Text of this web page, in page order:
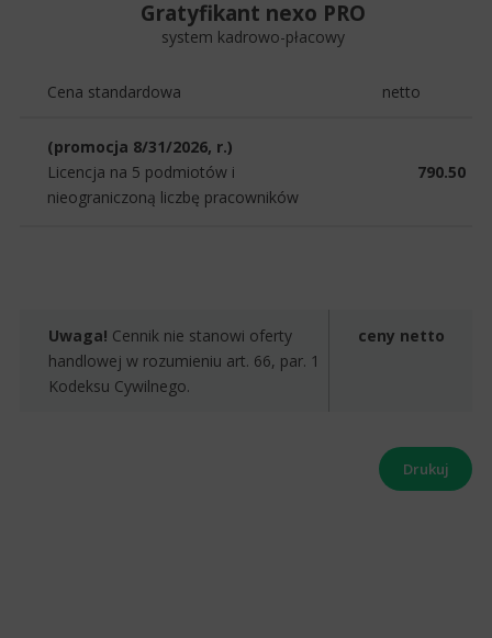
Gratyfikant nexo PRO
system kadrowo-płacowy
Cena standardowa netto
(promocja 8/31/2026, r.)
Licencja na 5 podmiotów i
nieograniczoną liczbę pracowników
790.50
Uwaga! Cennik nie stanowi oferty
handlowej w rozumieniu art. 66, par. 1
Kodeksu Cywilnego.
ceny netto
Drukuj